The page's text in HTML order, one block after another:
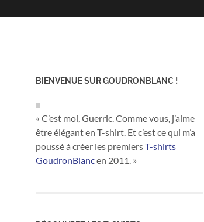
BIENVENUE SUR GOUDRONBLANC !
« C’est moi, Guerric. Comme vous, j’aime
être élégant en T-shirt. Et c’est ce qui m’a
poussé à créer les premiersT-shirts
GoudronBlancen 2011. »